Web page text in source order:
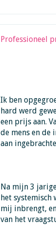
Professioneel
Ik ben
hard werd
een prijs aan.
de mens en de
aan
Na mijn 3
het systemisch
mij inbrengt,
van het